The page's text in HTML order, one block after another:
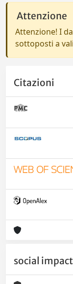
Attenzione
Attenzione! I
sottoposti a
Citazioni
social impact